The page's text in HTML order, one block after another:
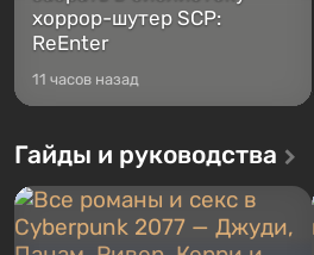
хоррор-шутер SCP:
ReEnter
11 часов назад
Гайды и руководства